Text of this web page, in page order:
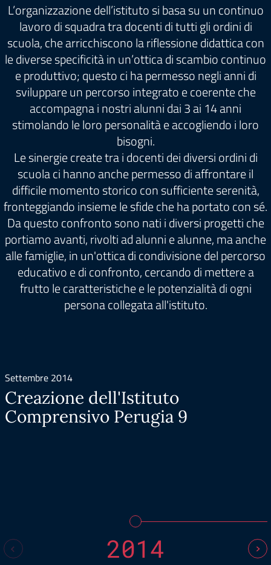
L’organizzazione dell’istituto si basa su un continuo
lavoro di squadra tra docenti di tutti gli ordini di
scuola, che arricchiscono la riflessione didattica con
le diverse specificità in un’ottica di scambio continuo
e produttivo; questo ci ha permesso negli anni di
sviluppare un percorso integrato e coerente che
accompagna i nostri alunni dai 3 ai 14 anni
stimolando le loro personalità e accogliendo i loro
bisogni.
Le sinergie create tra i docenti dei diversi ordini di
scuola ci hanno anche permesso di affrontare il
difficile momento storico con sufficiente serenità,
fronteggiando insieme le sfide che ha portato con sé.
Da questo confronto sono nati i diversi progetti che
portiamo avanti, rivolti ad alunni e alunne, ma anche
alle famiglie, in un'ottica di condivisione del percorso
educativo e di confronto, cercando di mettere a
frutto le caratteristiche e le potenzialità di ogni
persona collegata all'istituto.
Settembre 2014
Creazione dell'Istituto
Comprensivo Perugia 9
2014